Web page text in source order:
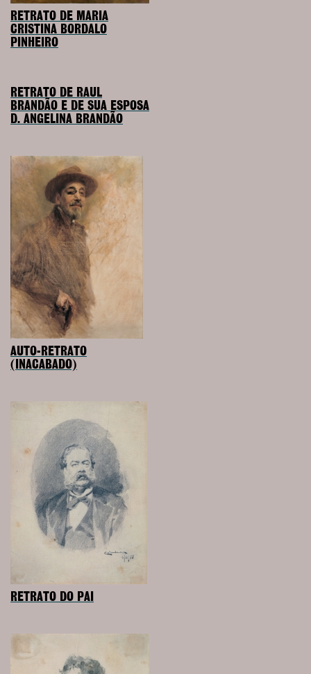
RETRATO DE MARIA
CRISTINA BORDALO
PINHEIRO
RETRATO DE RAUL
BRANDÃO E DE SUA ESPOSA
D. ANGELINA BRANDÃO
AUTO-RETRATO
(INACABADO)
RETRATO DO PAI